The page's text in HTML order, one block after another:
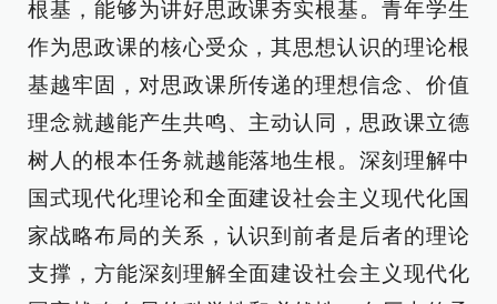
根基，能够为讲好思政课夯实根基。青年学生
作为思政课的核心受众，其思想认识的理论根
基越牢固，对思政课所传递的理想信念、价值
理念就越能产生共鸣、主动认同，思政课立德
树人的根本任务就越能落地生根。深刻理解中
国式现代化理论和全面建设社会主义现代化国
家战略布局的关系，认识到前者是后者的理论
支撑，方能深刻理解全面建设社会主义现代化